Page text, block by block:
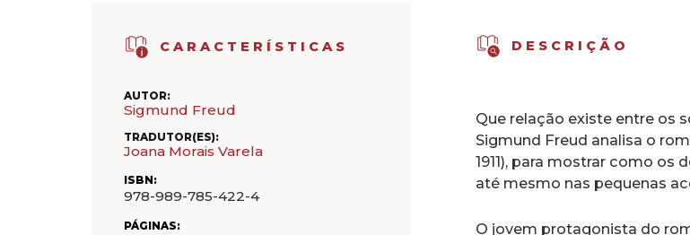
CARACTERÍSTICAS
AUTOR:
Sigmund Freud
TRADUTOR(ES):
Joana Morais Varela
ISBN:
978-989-785-422-4
PÁGINAS:
DESCRIÇÃO
Que relação existe entre os
Sigmund Freud analisa o
1911), para mostrar como
até mesmo nas pequenas
O jovem protagonista do